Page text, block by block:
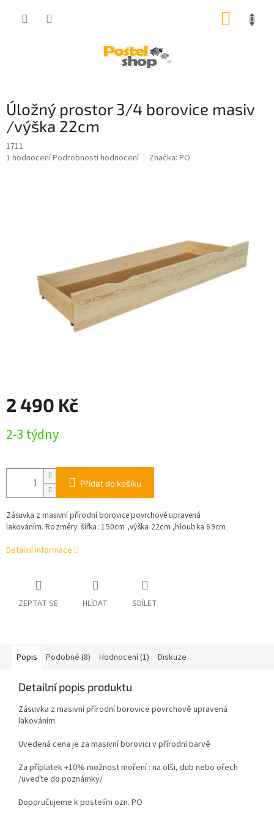
Úložný prostor 3/4 borovice masiv
/výška 22cm
1711
Průměrné
1 hodnoceníPodrobnosti hodnocení Značka: PO
2 490 Kč
cena:
2-3 týdny
Přidat do košíku
Zásuvka z masivní přírodní borovice povrchově upravená
lakováním. Rozměry: šířka: 150cm ,výška 22cm ,hloubka 69cm
Detailní informace
ZEPTAT SE HLÍDAT SDÍLET
Popis Podobné (8) Hodnocení (1) Diskuze
Detailní popis produktu
Zásuvka z masivní přírodní borovice povrchově upravená
lakováním.
Uvedená cena je za masivní borovici v přírodní barvě
Za příplatek +10% možnost moření : na olši, dub nebo ořech
/uveďte do poznámky/
Doporučujeme k postelím ozn. PO